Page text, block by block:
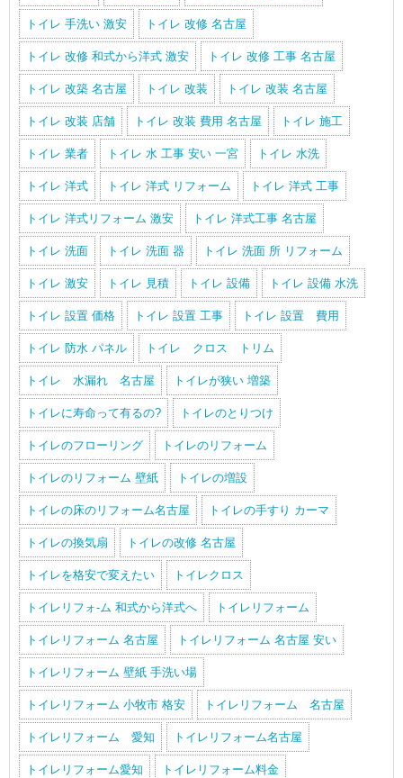
トイレ 手洗い 激安 トイレ 改修 名古屋
トイレ 改修 和式から洋式 激安 トイレ 改修 工事 名古屋
トイレ 改築 名古屋 トイレ 改装 トイレ 改装 名古屋
トイレ 改装 店舗 トイレ 改装 費用 名古屋 トイレ 施工
トイレ 業者 トイレ 水 工事 安い 一宮 トイレ 水洗
トイレ 洋式 トイレ 洋式 リフォーム トイレ 洋式 工事
トイレ 洋式リフォーム 激安 トイレ 洋式工事 名古屋
トイレ 洗面 トイレ 洗面 器 トイレ 洗面 所 リフォーム
トイレ 激安 トイレ 見積 トイレ 設備 トイレ 設備 水洗
トイレ 設置 価格 トイレ 設置 工事 トイレ 設置 費用
トイレ 防水 パネル トイレ クロス トリム
トイレ 水漏れ 名古屋 トイレが狭い 増築
トイレに寿命って有るの? トイレのとりつけ
トイレのフローリング トイレのリフォーム
トイレのリフォーム 壁紙 トイレの増設
トイレの床のリフォーム名古屋 トイレの手すり カーマ
トイレの換気扇 トイレの改修 名古屋
トイレを格安で変えたい トイレクロス
トイレリフォ-ム 和式から洋式へ トイレリフォーム
トイレリフォーム 名古屋 トイレリフォーム 名古屋 安い
トイレリフォーム 壁紙 手洗い場
トイレリフォーム 小牧市 格安 トイレリフォーム 名古屋
トイレリフォーム 愛知 トイレリフォーム名古屋
トイレリフォーム愛知 トイレリフォーム料金